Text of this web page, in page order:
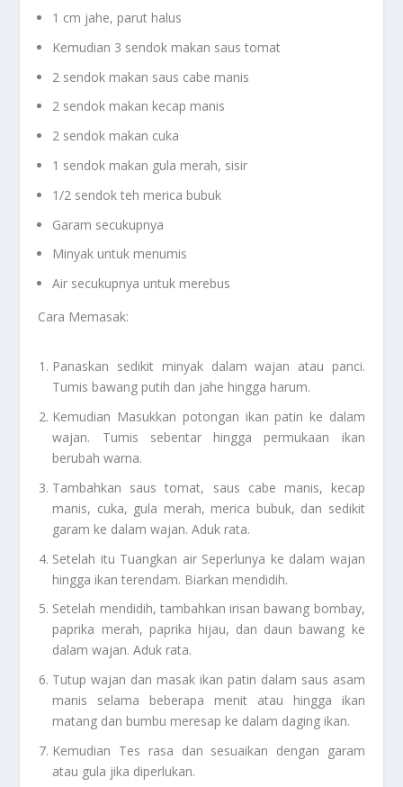
1 cm jahe, parut halus
Kemudian 3 sendok makan saus tomat
2 sendok makan saus cabe manis
2 sendok makan kecap manis
2 sendok makan cuka
1 sendok makan gula merah, sisir
1/2 sendok teh merica bubuk
Garam secukupnya
Minyak untuk menumis
Air secukupnya untuk merebus
Cara Memasak:
Panaskan sedikit minyak dalam wajan atau panci.
Tumis bawang putih dan jahe hingga harum.
Kemudian Masukkan potongan ikan patin ke dalam
wajan. Tumis sebentar hingga permukaan ikan
berubah warna.
Tambahkan saus tomat, saus cabe manis, kecap
manis, cuka, gula merah, merica bubuk, dan sedikit
garam ke dalam wajan. Aduk rata.
Setelah itu Tuangkan air Seperlunya ke dalam wajan
hingga ikan terendam. Biarkan mendidih.
Setelah mendidih, tambahkan irisan bawang bombay,
paprika merah, paprika hijau, dan daun bawang ke
dalam wajan. Aduk rata.
Tutup wajan dan masak ikan patin dalam saus asam
manis selama beberapa menit atau hingga ikan
matang dan bumbu meresap ke dalam daging ikan.
Kemudian Tes rasa dan sesuaikan dengan garam
atau gula jika diperlukan.